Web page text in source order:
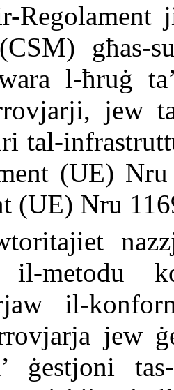
għas-
l-ħruġ
jew
tal-
(UE)
(UE) Nru
il-metodu
il-
jew
ġestjoni